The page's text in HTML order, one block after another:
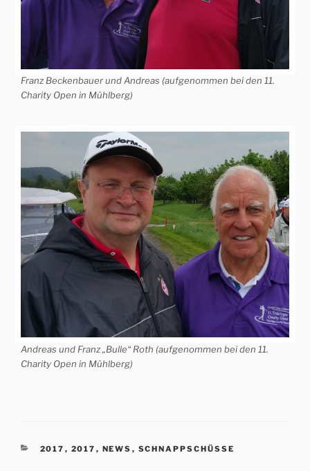
Franz Beckenbauer und Andreas (aufgenommen bei den 11.
Charity Open in Mühlberg)
Andreas und Franz „Bulle“ Roth (aufgenommen bei den 11.
Charity Open in Mühlberg)
KATEGORIEN
2017 , 2017 , NEWS , SCHNAPPSCHÜSSE